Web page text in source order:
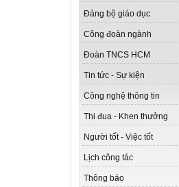
Đảng bộ giáo dục
Công đoàn ngành
Đoàn TNCS HCM
Tin tức - Sự kiện
Công nghệ thông tin
Thi đua - Khen thưởng
Người tốt - Việc tốt
Lịch công tác
Thông báo